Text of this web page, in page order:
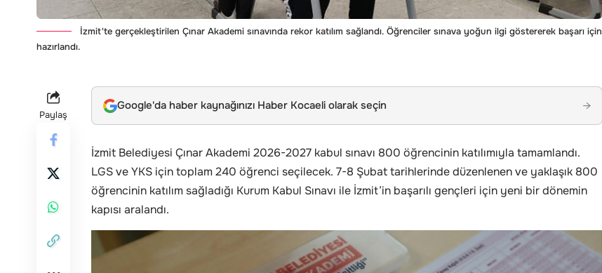
İzmit'te gerçekleştirilen Çınar Akademi sınavında rekor katılım sağlandı. Öğrenciler sınava yoğun ilgi göstererek başarı için
hazırlandı.
Paylaş
Google'da haber kaynağınızı Haber Kocaeli olarak seçin →
İzmit Belediyesi Çınar Akademi 2026-2027 kabul sınavı 800 öğrencinin katılımıyla tamamlandı.
LGS ve YKS için toplam 240 öğrenci seçilecek. 7-8 Şubat tarihlerinde düzenlenen ve yaklaşık 800
öğrencinin katılım sağladığı Kurum Kabul Sınavı ile İzmit’in başarılı gençleri için yeni bir dönemin
kapısı aralandı.